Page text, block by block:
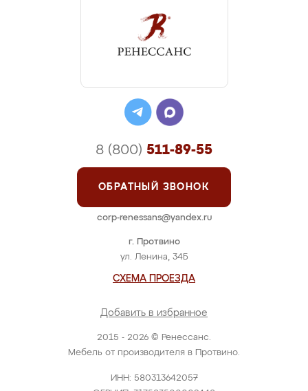
2015 - 2026 © Ренессанс.
Мебель от производителя в Протвино.
ИНН: 580313642057
г. Протвино
ул. Ленина, 34Б
СХЕМА ПРОЕЗДА
Добавить в избранное
8 (800) 511-89-55
ОБРАТНЫЙ ЗВОНОК
corp-renessans@yandex.ru